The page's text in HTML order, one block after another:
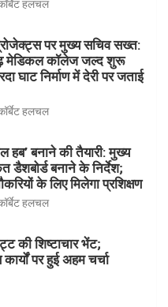
हलचल
पर मुख्य सचिव सख्त:
मेडिकल कॉलेज जल्द शुरू
घाट निर्माण में देरी पर जताई
हलचल
हब’ बनाने की तैयारी: मुख्य
डैशबोर्ड बनाने के निर्देश;
के लिए मिलेगा प्रशिक्षण
हलचल
की शिष्टाचार भेंट;
पर हुई अहम चर्चा